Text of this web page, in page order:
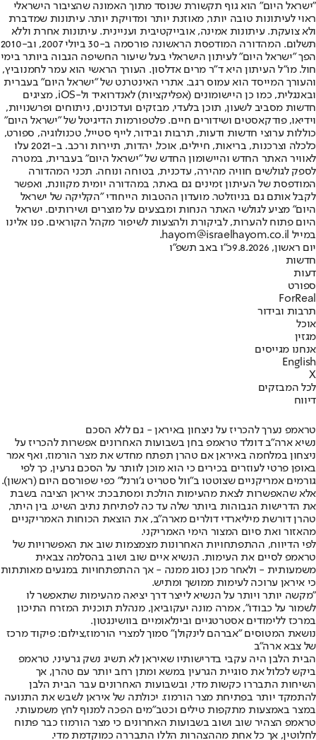
"ישראל היום" הוא גוף תקשורת שנוסד מתוך האמונה שהציבור הישראלי
ראוי לעיתונות טובה יותר, מאוזנת יותר ומדויקת יותר. עיתונות שמדברת
ולא צועקת. עיתונות אמינה, אובייקטיבית ועניינית. עיתונות אחרת וללא
תשלום. המהדורה המודפסת הראשונה פורסמה ב-30 ביולי 2007, וב-2010
הפך "ישראל היום" לעיתון הישראלי בעל שיעור החשיפה הגבוה ביותר בימי
חול. מו"ל העיתון היא ד"ר מרים אדלסון. העורך הראשי הוא עמר לחמנוביץ,
והעורך המייסד הוא עמוס רגב. אתרי האינטרנט של "ישראל היום" בעברית
ובאנגלית, כמו כן היישומונים (אפליקציות) לאנדרואיד ול-iOS, מציגים
חדשות מסביב לשעון, תוכן בלעדי, מבזקים ועדכונים, ניתוחים ופרשנויות,
וידיאו, פודקאסטים ושידורים חיים. פלטפורמות הדיגיטל של "ישראל היום"
כוללות ערוצי חדשות ודעות, תרבות ובידור, לייף סטייל, טכנולוגיה, ספורט,
כלכלה וצרכנות, בריאות, חיילים, אוכל, יהדות, תיירות ורכב. ב-2021 עלו
לאוויר האתר החדש והיישומון החדש של "ישראל היום" בעברית, במטרה
לספק לגולשים חוויה מהירה, עדכנית, בטוחה ונוחה. תכני המהדורה
המודפסת של העיתון זמינים גם באתר, במהדורה יומית מקוונת, ואפשר
לקבל אותם גם בניוזלטר. מועדון ההטבות הייחודי "הקליקה של ישראל
היום" מציע לגולשי האתר הנחות ומבצעים על מוצרים ושירותים. ישראל
היום פתוח להערות, לביקורת ולהצעות לשיפור מקהל הקוראים. פנו אלינו
במייל hayom@israelhayom.co.il.
יום ראשון, 9.8.2026
כ"ו באב תשפ"ו
חדשות
דעות
ספורט
ForReal
תרבות ובידור
אוכל
מגזין
אנחנו מגייסים
English
X
לכל המבזקים
דיווח
טראמפ נערך להכריז על ניצחון באיראן - גם ללא הסכם
נשיא ארה"ב דונלד טראמפ בחן בשבועות האחרונים אפשרות להכריז על
ניצחון במלחמה באיראן אם טהרן תפתח מחדש את מצר הורמוז, ואף אמר
באופן פרטי לעוזרים בכירים כי הוא מוכן לוותר על הסכם גרעין, כך לפי
גורמים אמריקניים שצוטטו ב"וול סטריט ג'ורנל" כפי שפורסם היום (ראשון).
אלא שהאפשרות לצאת מהעימות הולכת ומסתבכת: איראן הציבה בשבת
את הדרישות הגבוהות ביותר שלה עד כה לפתיחת נתיב השיט. בין היתר,
טהרן דורשת מיליארדי דולרים מארה"ב, את הוצאת הכוחות האמריקניים
מהאזור ואת סיום המצור הימי האמריקני.
לפי הדיווח, ההתפתחויות האחרונות מצמצמות שוב את האפשרויות של
טראמפ לסיים את העימות. הנשיא איים שוב ושוב בהסלמה צבאית
משמעותית - ולאחר מכן נסוג ממנה - אך ההתפתחויות במגעים מאותתות
כי איראן ערוכה לעימות ממושך ומתיש.
"מקשה יותר ויותר על הנשיא לייצר דרך יציאה מהעימות שתאפשר לו
לשמור על כבודו", אמרה מונה יעקוביאן, מנהלת תוכנית המזרח התיכון
במרכז ללימודים אסטרטגיים ובינלאומיים בוושינגטון.
נושאת המטוסים "אברהם לינקולן" סמוך למצרי הורמוז,צילום: פיקוד מרכז
של צבא ארה"ב
הבית הלבן היה עקבי בדרישותיו שאיראן לא תשיג נשק גרעיני, טראמפ
ביקש לכלול את סוגיית הגרעין במשא ומתן רחב יותר עם טהרן, אך
השיחות התבררו כקשות מדי, ובשבועות האחרונים עבר הבית הלבן
להתמקד יותר בפתיחת מצר הורמוז. יכולתה של איראן לשבש את התנועה
במצר באמצעות מתקפות טילים וכטב"מים הפכה למנוף לחץ משמעותי.
טראמפ הצהיר שוב ושוב בשבועות האחרונים כי מצר הורמוז כבר פתוח
לחלוטין, אך כל אחת מההצהרות הללו התבררה כמוקדמת מדי.